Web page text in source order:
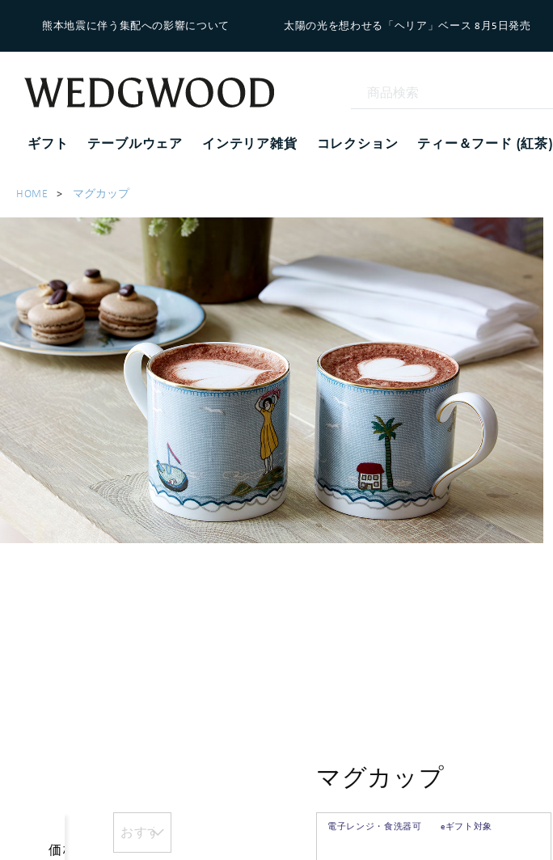
熊本地震に伴う集配への影響について 太陽の光を想わせる「ヘリア」ベース 8月5日発売
ギフト テーブルウェア インテリア雑貨 コレクション ティー＆フード (紅茶)
HOME マグカップ
マグカップ
おすす
価格
電子レンジ・食洗器可 eギフト対象